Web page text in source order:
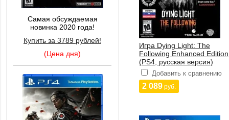
Самая обсуждаемая
новинка 2020 года!
Купить за 3789 рублей!
(Цена дня)
Игра Dying Light: The
Following Enhanced Edition
(PS4, русская версия)
Добавить к сравнению
2 089 руб.